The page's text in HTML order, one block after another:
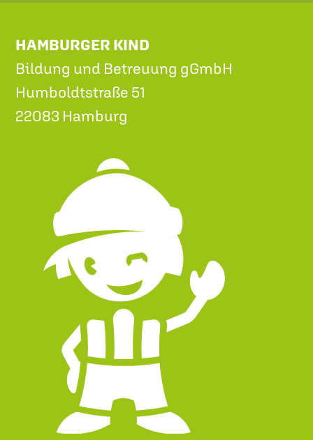
HAMBURGER KIND
Bildung und Betreuung gGmbH
Humboldtstraße 51
22083 Hamburg